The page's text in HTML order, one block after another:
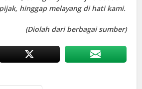
hinggap melayang di hati kami.
(Diolah dari berbagai sumber)